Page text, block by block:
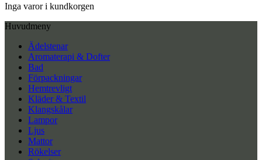
Inga varor i kundkorgen
Huvudmeny
Ädelstenar
Aromaterapi & Dofter
Bad
Förpackningar
Hemtrevligt
Kläder & Textil
Klangskålar
Lampor
Ljus
Mattor
Rökelser